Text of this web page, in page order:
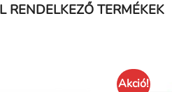
RENDELKEZŐ TERMÉKEK
Akció!